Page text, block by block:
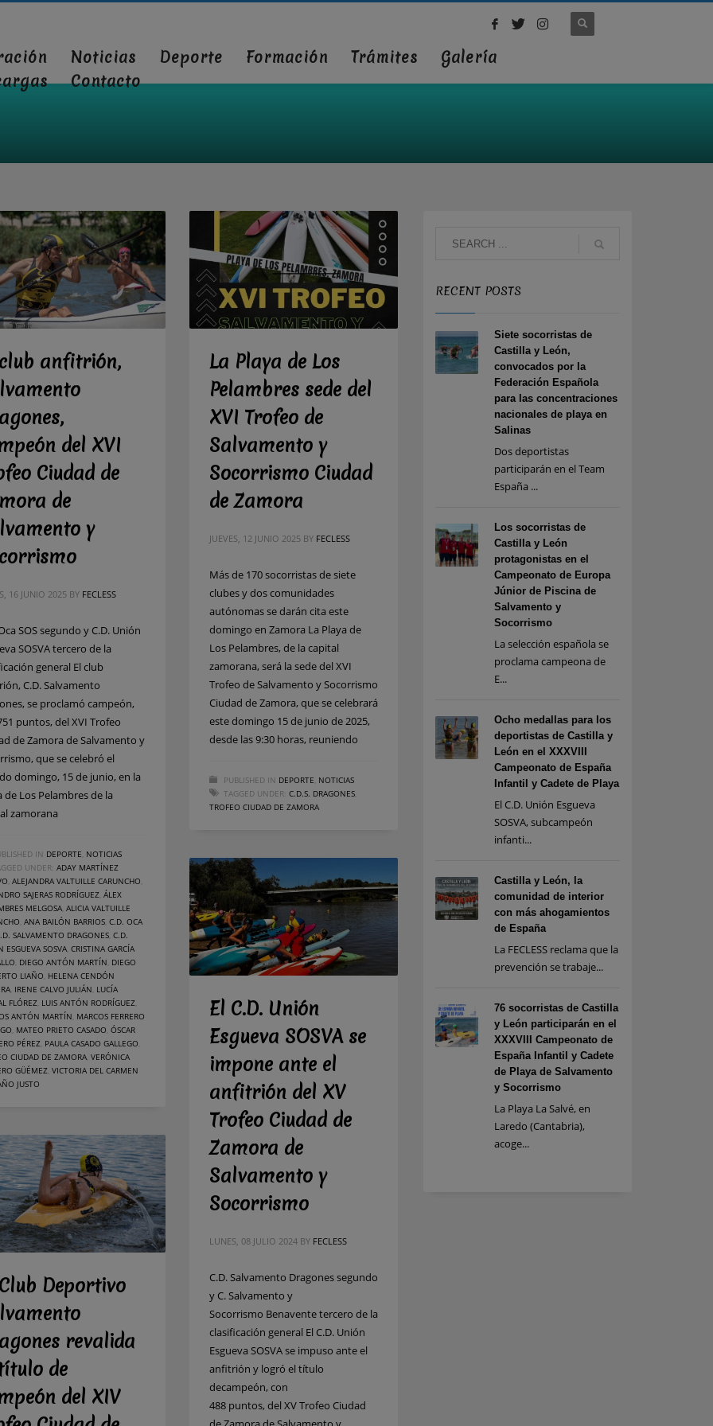
Noticias Deporte Formación Trámites
Galería
Contacto
anfitrión,
del XVI
Ciudad de
de
y
16 JUNIO 2025 BY FECLESS
SOS segundo y C.D. Unión
SOSVA tercero de la
general El club
C.D. Salvamento
se proclamó campeón,
puntos, del XVI Trofeo
de Zamora de Salvamento y
que se celebró el
domingo, 15 de junio, en la
de Los Pelambres de la
zamorana
IN DEPORTE, NOTICIAS
UNDER: ADAY MARTÍNEZ
, ALEJANDRA VALTUILLE CARUNCHO,
SAJERAS RODRÍGUEZ, ÁLEX
MELGOSA, ALICIA VALTUILLE
, ANA BAILÓN BARRIOS, C.D. OCA
SALVAMENTO DRAGONES, C.D.
ESGUEVA SOSVA, CRISTINA GARCÍA
, DIEGO ANTÓN MARTÍN, DIEGO
LIAÑO, HELENA CENDÓN
, IRENE CALVO JULIÁN, LUCÍA
FLÓREZ, LUIS ANTÓN RODRÍGUEZ,
ANTÓN MARTÍN, MARCOS FERRERO
, MATEO PRIETO CASADO, ÓSCAR
PÉREZ, PAULA CASADO GALLEGO,
CIUDAD DE ZAMORA, VERÓNICA
GÜÉMEZ, VICTORIA DEL CARMEN
JUSTO
La Playa de Los
Pelambres sede del
XVI Trofeo de
Salvamento y
Socorrismo Ciudad
de Zamora
JUEVES, 12 JUNIO 2025 BY FECLESS
Más de 170 socorristas de siete
clubes y dos comunidades
autónomas se darán cita este
domingo en Zamora La Playa de
Los Pelambres, de la capital
zamorana, será la sede del XVI
Trofeo de Salvamento y Socorrismo
Ciudad de Zamora, que se celebrará
este domingo 15 de junio de 2025,
desde las 9:30 horas, reuniendo
PUBLISHED IN DEPORTE, NOTICIAS
TAGGED UNDER: C.D.S. DRAGONES,
TROFEO CIUDAD DE ZAMORA
El C.D. Unión
Esgueva SOSVA se
impone ante el
anfitrión del XV
Trofeo Ciudad de
Zamora de
Salvamento y
Socorrismo
LUNES, 08 JULIO 2024 BY FECLESS
C.D. Salvamento Dragones segundo
y C. Salvamento y
Socorrismo Benavente tercero de la
clasificación general El C.D. Unión
Esgueva SOSVA se impuso ante el
anfitrión y logró el título
decampeón, con
488 puntos, del XV Trofeo Ciudad
Deportivo
revalida
de
del XIV
RECENT POSTS
Siete socorristas de
Castilla y León,
convocados por la
Federación Española
para las concentraciones
nacionales de playa en
Salinas
Dos deportistas
participarán en el Team
España ...
Los socorristas de
Castilla y León
protagonistas en el
Campeonato de Europa
Júnior de Piscina de
Salvamento y
Socorrismo
La selección española se
proclama campeona de
E...
Ocho medallas para los
deportistas de Castilla y
León en el XXXVIII
Campeonato de España
Infantil y Cadete de Playa
El C.D. Unión Esgueva
SOSVA, subcampeón
infanti...
Castilla y León, la
comunidad de interior
con más ahogamientos
de España
La FECLESS reclama que la
prevención se trabaje...
76 socorristas de Castilla
y León participarán en el
XXXVIII Campeonato de
España Infantil y Cadete
de Playa de Salvamento
y Socorrismo
La Playa La Salvé, en
Laredo (Cantabria),
acoge...